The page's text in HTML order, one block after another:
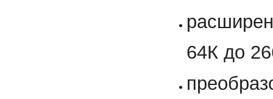
64К до